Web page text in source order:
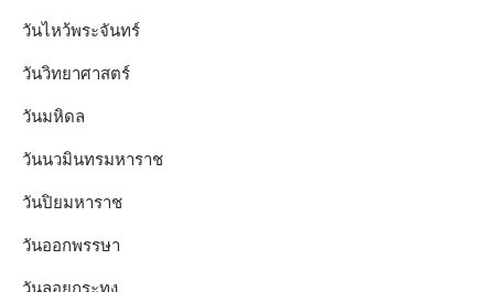
วันไหว้พระจันทร์​
วันวิทยาศาสตร์
วันมหิดล
วันนวมินทรมหาราช
วันปิยมหาราช
วันออกพรรษา